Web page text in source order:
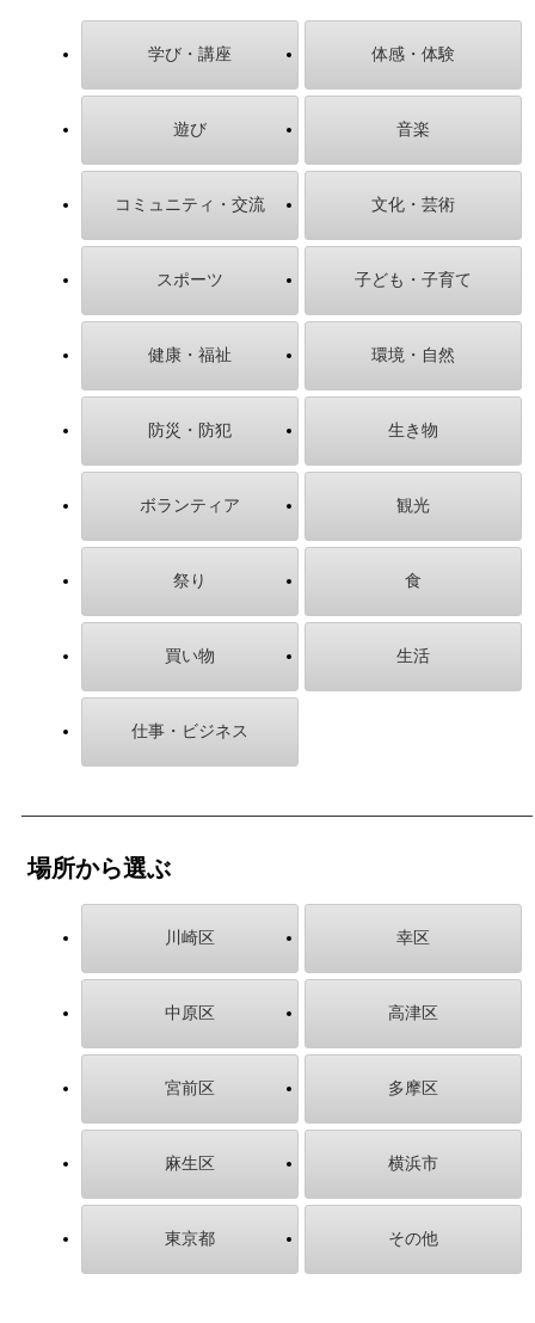
学び・講座 体感・体験
遊び 音楽
コミュニティ・交流 文化・芸術
スポーツ 子ども・子育て
健康・福祉 環境・自然
防災・防犯 生き物
ボランティア 観光
祭り 食
買い物 生活
仕事・ビジネス
場所から選ぶ
川崎区 幸区
中原区 高津区
宮前区 多摩区
麻生区 横浜市
東京都 その他